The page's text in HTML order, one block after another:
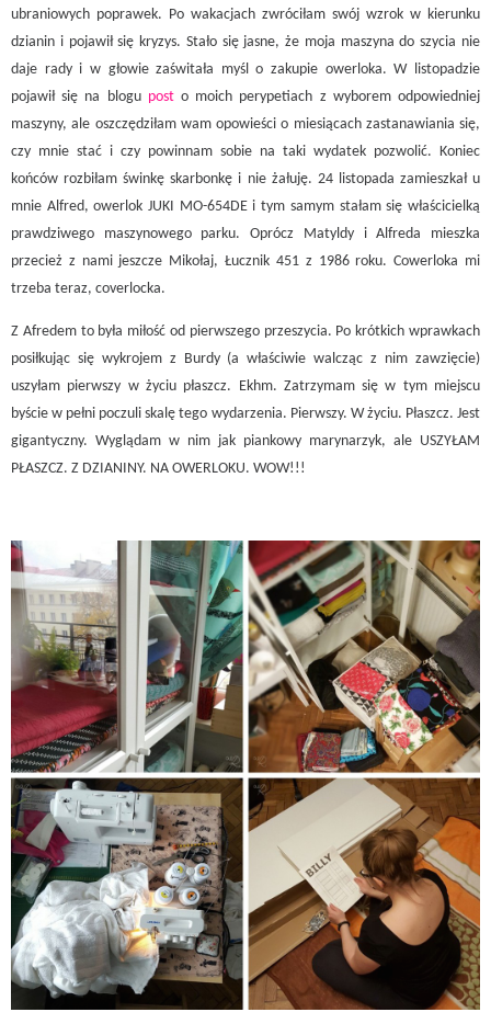
ubraniowych poprawek. Po wakacjach zwróciłam swój wzrok w kierunku
dzianin i pojawił się kryzys. Stało się jasne, że moja maszyna do szycia nie
daje rady i w głowie zaświtała myśl o zakupie owerloka. W listopadzie
pojawił się na blogu posto moich perypetiach z wyborem odpowiedniej
maszyny, ale oszczędziłam wam opowieści o miesiącach zastanawiania się,
czy mnie stać i czy powinnam sobie na taki wydatek pozwolić. Koniec
końców rozbiłam świnkę skarbonkę i nie żałuję. 24 listopada zamieszkał u
mnie Alfred, owerlok JUKI MO-654DE i tym samym stałam się właścicielką
prawdziwego maszynowego parku. Oprócz Matyldy i Alfreda mieszka
przecież z nami jeszcze Mikołaj, Łucznik 451 z 1986 roku. Cowerloka mi
trzeba teraz, coverlocka.
Z Afredem to była miłość od pierwszego przeszycia. Po krótkich wprawkach
posiłkując się wykrojem z Burdy (a właściwie walcząc z nim zawzięcie)
uszyłam pierwszy w życiu płaszcz. Ekhm. Zatrzymam się w tym miejscu
byście w pełni poczuli skalę tego wydarzenia. Pierwszy. W życiu. Płaszcz. Jest
gigantyczny. Wyglądam w nim jak piankowy marynarzyk, ale USZYŁAM
PŁASZCZ. Z DZIANINY. NA OWERLOKU. WOW!!!